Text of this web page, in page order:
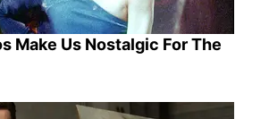
Make Us Nostalgic For The